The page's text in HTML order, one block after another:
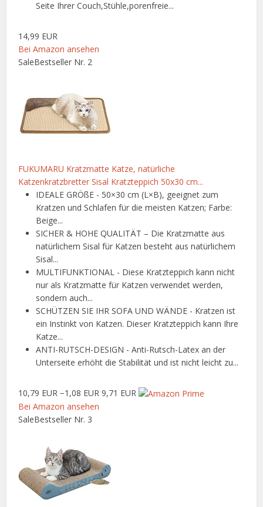
Seite Ihrer Couch,Stühle,porenfreie...
14,99 EUR
Bei Amazon ansehen
SaleBestseller Nr. 2
FUKUMARU Kratzmatte Katze, natürliche
Katzenkratzbretter Sisal Kratzteppich 50x30 cm...
IDEALE GRÖßE - 50×30 cm (L×B), geeignet zum
Kratzen und Schlafen für die meisten Katzen; Farbe:
Beige...
SICHER & HOHE QUALITÄT – Die Kratzmatte aus
natürlichem Sisal für Katzen besteht aus natürlichem
Sisal...
MULTIFUNKTIONAL - Diese Kratzteppich kann nicht
nur als Kratzmatte für Katzen verwendet werden,
sondern auch...
SCHÜTZEN SIE IHR SOFA UND WÄNDE - Kratzen ist
ein Instinkt von Katzen. Dieser Kratzteppich kann Ihre
Katze...
ANTI-RUTSCH-DESIGN - Anti-Rutsch-Latex an der
Unterseite erhöht die Stabilität und ist nicht leicht zu...
10,79 EUR −1,08 EUR 9,71 EUR
Bei Amazon ansehen
SaleBestseller Nr. 3